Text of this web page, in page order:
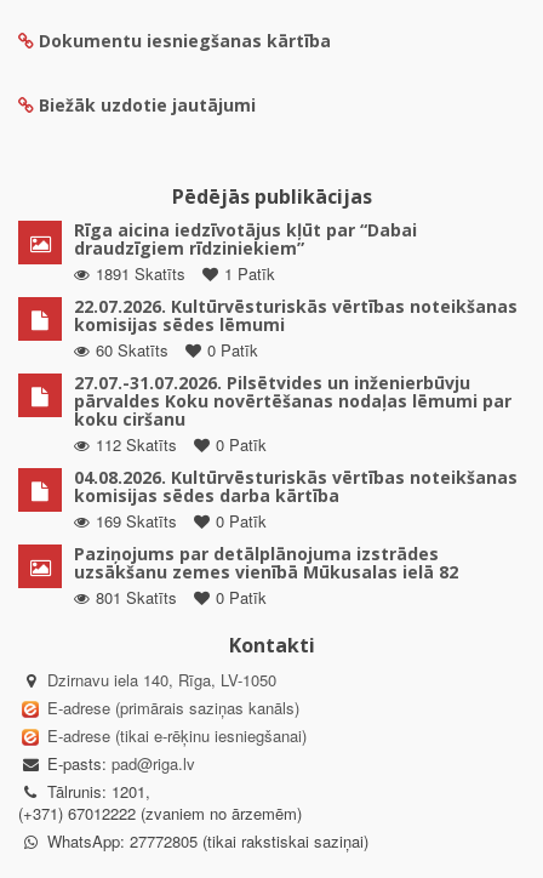
Dokumentu iesniegšanas kārtība
Biežāk uzdotie jautājumi
Pēdējās publikācijas
Rīga aicina iedzīvotājus kļūt par “Dabai
draudzīgiem rīdziniekiem”
1891 Skatīts
1 Patīk
22.07.2026. Kultūrvēsturiskās vērtības noteikšanas
komisijas sēdes lēmumi
60 Skatīts
0 Patīk
27.07.-31.07.2026. Pilsētvides un inženierbūvju
pārvaldes Koku novērtēšanas nodaļas lēmumi par
koku ciršanu
112 Skatīts
0 Patīk
04.08.2026. Kultūrvēsturiskās vērtības noteikšanas
komisijas sēdes darba kārtība
169 Skatīts
0 Patīk
Paziņojums par detālplānojuma izstrādes
uzsākšanu zemes vienībā Mūkusalas ielā 82
801 Skatīts
0 Patīk
Kontakti
Dzirnavu iela 140, Rīga, LV-1050
E-adrese (primārais saziņas kanāls)
E-adrese (tikai e-rēķinu iesniegšanai)
E-pasts: pad@riga.lv
Tālrunis: 1201,
(+371) 67012222 (zvaniem no ārzemēm)
WhatsApp: 27772805 (tikai rakstiskai saziņai)